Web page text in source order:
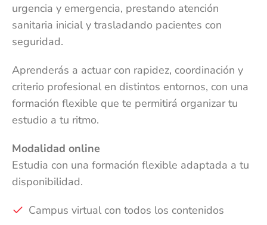
urgencia y emergencia, prestando atención
sanitaria inicial y trasladando pacientes con
seguridad.
Aprenderás a actuar con rapidez, coordinación y
criterio profesional en distintos entornos, con una
formación flexible que te permitirá organizar tu
estudio a tu ritmo.
Modalidad online
Estudia con una formación flexible adaptada a tu
disponibilidad.
Campus virtual con todos los contenidos